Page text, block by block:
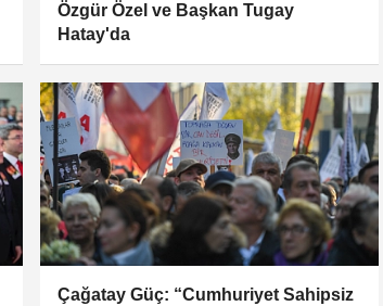
Özgür Özel ve Başkan Tugay
Hatay'da
Çağatay Güç: “Cumhuriyet Sahipsiz